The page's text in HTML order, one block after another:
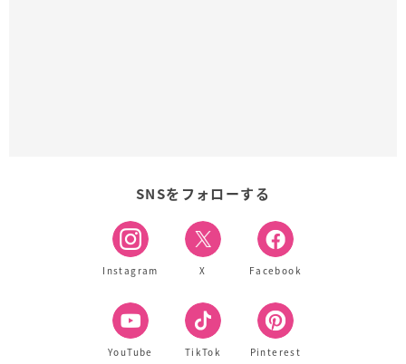
SNSをフォローする
Instagram X Facebook
YouTube TikTok Pinterest